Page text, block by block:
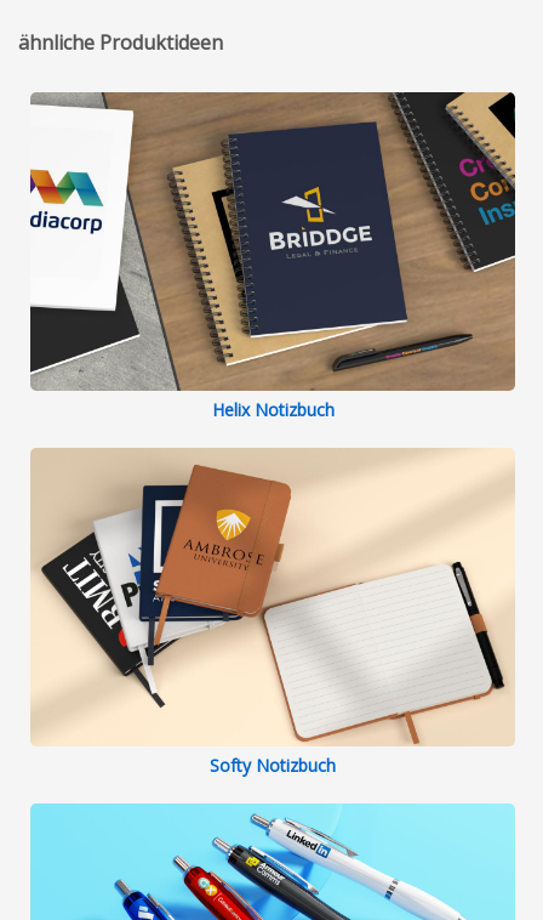
ähnliche Produktideen
Helix Notizbuch
Softy Notizbuch